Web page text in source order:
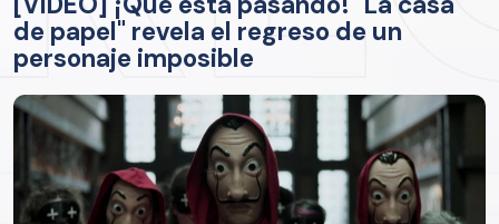
de papel" revela el regreso de un
personaje imposible